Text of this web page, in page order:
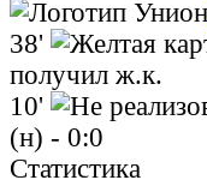
38'
получил ж.к.
10'
(н) - 0:0
Статистика